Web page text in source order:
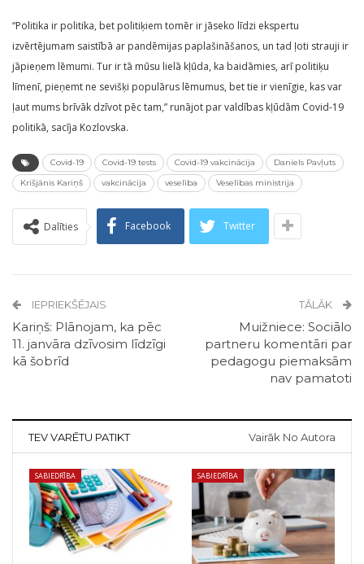
“Politika ir politika, bet politiķiem tomēr ir jāseko līdzi ekspertu
izvērtējumam saistībā ar pandēmijas paplašināšanos, un tad ļoti strauji ir
jāpieņem lēmumi. Tur ir tā mūsu lielā kļūda, ka baidāmies, arī politiķu
līmenī, pieņemt ne sevišķi populārus lēmumus, bet tie ir vienīgie, kas var
ļaut mums brīvāk dzīvot pēc tam,” runājot par valdības kļūdām Covid-19
politikā, sacīja Kozlovska.
Covid-19 Covid-19 tests Covid-19 vakcinācija
Daniels Pavļuts
Krišjānis Kariņš
vakcinācija veselība Veselības ministrija
Dalīties Facebook Twitter
IEPRIEKŠĒJAIS
Kariņš: Plānojam, ka pēc
11. janvāra dzīvosim līdzīgi
kā šobrīd
TĀLĀK
Muižniece: Sociālo
partneru komentāri par
pedagogu piemaksām
nav pamatoti
TEV VARĒTU PATIKT Vairāk No Autora
SABIEDRĪBA SABIEDRĪBA